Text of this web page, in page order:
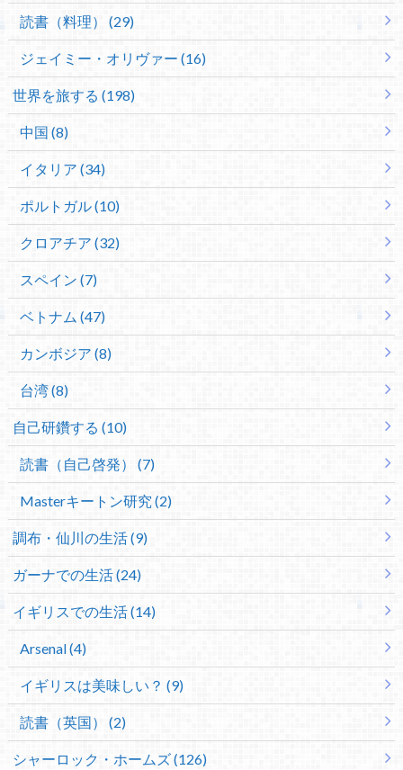
読書（料理） (29)
ジェイミー・オリヴァー (16)
世界を旅する (198)
中国 (8)
イタリア (34)
ポルトガル (10)
クロアチア (32)
スペイン (7)
ベトナム (47)
カンボジア (8)
台湾 (8)
自己研鑽する (10)
読書（自己啓発） (7)
Masterキートン研究 (2)
調布・仙川の生活 (9)
ガーナでの生活 (24)
イギリスでの生活 (14)
Arsenal (4)
イギリスは美味しい？ (9)
読書（英国） (2)
シャーロック・ホームズ (126)